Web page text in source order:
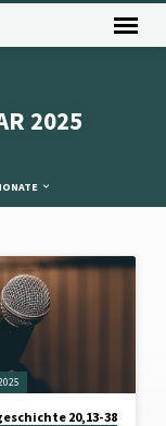
2025
20,13-38